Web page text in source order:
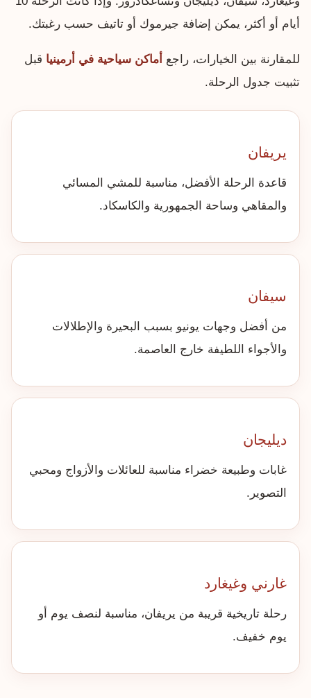
أيام أو أكثر، يمكن إضافة جيرموك أو تاتيف حسب رغبتك.
للمقارنة بين الخيارات، راجع أماكن سياحية في أرمينيا قبل
تثبيت جدول الرحلة.
يريفان
قاعدة الرحلة الأفضل، مناسبة للمشي المسائي
والمقاهي وساحة الجمهورية والكاسكاد.
سيفان
من أفضل وجهات يونيو بسبب البحيرة والإطلالات
والأجواء اللطيفة خارج العاصمة.
ديليجان
غابات وطبيعة خضراء مناسبة للعائلات والأزواج ومحبي
التصوير.
غارني وغيغارد
رحلة تاريخية قريبة من يريفان، مناسبة لنصف يوم أو
يوم خفيف.